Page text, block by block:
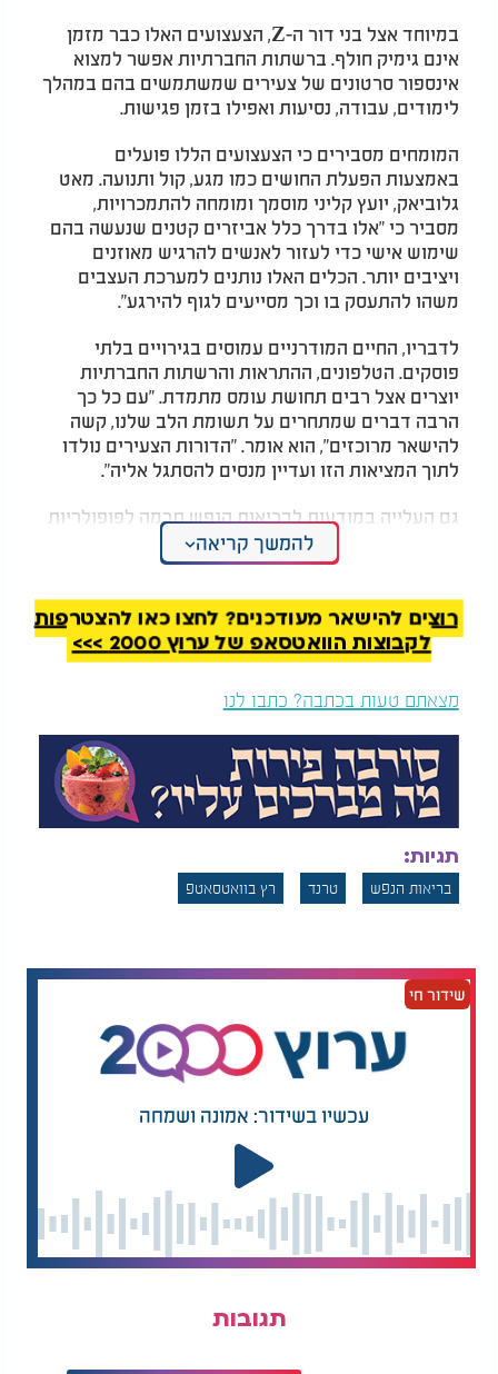
במיוחד אצל בני דור ה-Z, הצעצועים האלו כבר מזמן
אינם גימיק חולף. ברשתות החברתיות אפשר למצוא
אינספור סרטונים של צעירים שמשתמשים בהם במהלך
לימודים, עבודה, נסיעות ואפילו בזמן פגישות.
המומחים מסבירים כי הצעצועים הללו פועלים
באמצעות הפעלת החושים כמו מגע, קול ותנועה. מאט
גלוביאק, יועץ קליני מוסמך ומומחה להתמכרויות,
מסביר כי "אלו בדרך כלל אביזרים קטנים שנעשה בהם
שימוש אישי כדי לעזור לאנשים להרגיש מאוזנים
ויציבים יותר. הכלים האלו נותנים למערכת העצבים
משהו להתעסק בו וכך מסייעים לגוף להירגע".
לדבריו, החיים המודרניים עמוסים בגירויים בלתי
פוסקים. הטלפונים, ההתראות והרשתות החברתיות
יוצרים אצל רבים תחושת עומס מתמדת. "עם כל כך
הרבה דברים שמתחרים על תשומת הלב שלנו, קשה
להישאר מרוכזים", הוא אומר. "הדורות הצעירים נולדו
לתוך המציאות הזו ועדיין מנסים להסתגל אליה".
גם העלייה במודעות לבריאות הנפש תרמה לפופולריות
של התחום. ד"ר ניסא קייאשיאן, פסיכיאטרית מוסמכת,
מסבירה כי "דור ה-Z מודע הרבה יותר לחשיבות של
האביזרים, תחושת הנוסטלגיה מהילדות והחשיפה
שלהם ברשתות החברתיות הפכו אותם לפופולריים
במיוחד.
המלצות נוספות
"אני אומר את זה בתור
אדם חילוני": חבר
כמעט שנה אחרי
למרות שרבים חושבים שמדובר במוצרים שמיועדים
רק לילדים או לאנשים עם אבחנות רפואיות, המומחים
טוענים אחרת. "אנשים רבים, כולל מנהיגים ואנשים
מצליחים, משתמשים בהם כדי לשמור על ריכוז", אומר
גלוביאק. עם זאת, לדבריו, הם יכולים לסייע במיוחד
מלבד קוביית פידג'ט, פופיט וספינר, קיימים גם שמיכות
כבדות ואוזניות מבטלות רעשים. יש מי שמשתמשים
בהם כדי להירגע בזמן לחץ, ואחרים נעזרים בהם דווקא
כדי לשמור על ריכוז לאורך היום.
לדברי הפסיכולוגית הקלינית ד"ר קארן שרידן, אנשים
תחושת חוסר שקט ולחץ במהלך היום. "מבוגרים
מאפשרים להם לפרוק את האנרגיה והמתח בצורה
להמשך קריאה
רוצים להישאר מעודכנים? לחצו כאן להצטרפות
לקבוצות הוואטסאפ של ערוץ 2000 >>>
מצאתם טעות בכתבה? כתבו לנו
תגיות:
בריאות הנפש טרנד רץ בוואטסאטפ
שידור חי
עכשיו בשידור: אמונה ושמחה
תגובות